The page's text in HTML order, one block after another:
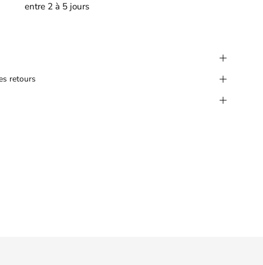
entre 2 à 5 jours
retours